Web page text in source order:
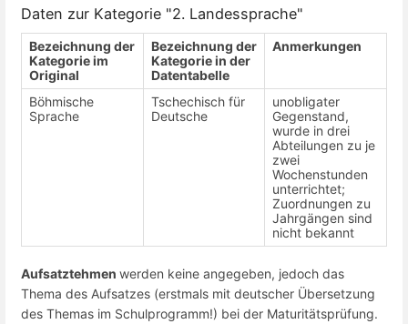
Daten zur Kategorie "2. Landessprache"
Bezeichnung der
Kategorie im
Original
Bezeichnung der
Kategorie in der
Datentabelle
Anmerkungen
Böhmische
Sprache
Tschechisch für
Deutsche
unobligater
Gegenstand,
wurde in drei
Abteilungen zu je
zwei
Wochenstunden
unterrichtet;
Zuordnungen zu
Jahrgängen sind
nicht bekannt
Aufsatztehmen werden keine angegeben, jedoch das
Thema des Aufsatzes (erstmals mit deutscher Übersetzung
des Themas im Schulprogramm!) bei der Maturitätsprüfung.